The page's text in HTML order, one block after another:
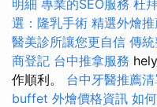
明細 專業的SEO服務 杜
選：隆乳手術 精選外燴
醫美診所讓您更自信 傳
商登記 台中推拿服務
作順利。 台中牙醫推薦
buffet 外燴價格資訊 如